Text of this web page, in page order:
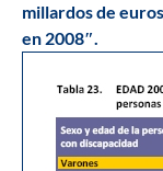
millardos de
en 2008″.